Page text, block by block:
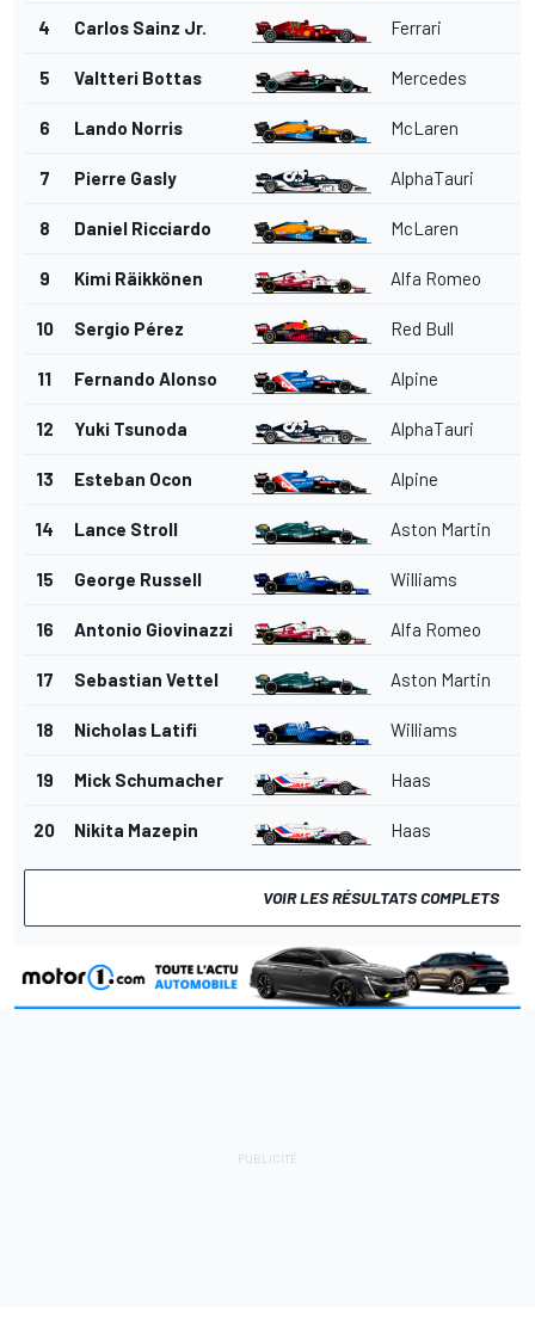
4 Carlos Sainz Jr. Ferrari
5 Valtteri Bottas Mercedes
6 Lando Norris McLaren
7 Pierre Gasly AlphaTauri
8 Daniel Ricciardo McLaren
9 Kimi Räikkönen Alfa Romeo
10 Sergio Pérez Red Bull
11 Fernando Alonso Alpine
12 Yuki Tsunoda AlphaTauri
13 Esteban Ocon Alpine
14 Lance Stroll Aston Martin
15 George Russell Williams
16 Antonio Giovinazzi Alfa Romeo
17 Sebastian Vettel Aston Martin
18 Nicholas Latifi Williams
19 Mick Schumacher Haas
20 Nikita Mazepin Haas
VOIR LES RÉSULTATS COMPLETS